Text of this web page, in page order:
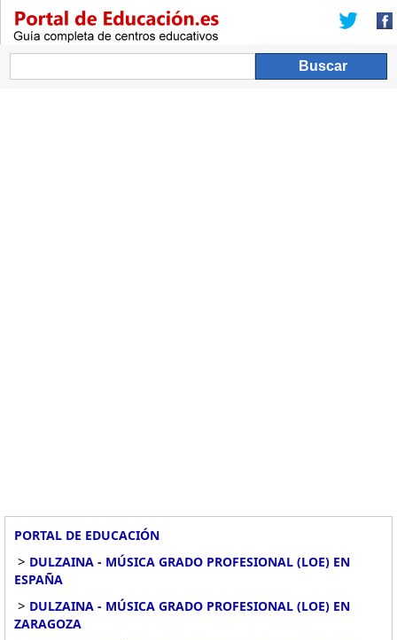
PORTAL DE EDUCACIÓN
> DULZAINA - MÚSICA GRADO PROFESIONAL (LOE) EN
ESPAÑA
> DULZAINA - MÚSICA GRADO PROFESIONAL (LOE) EN
ZARAGOZA